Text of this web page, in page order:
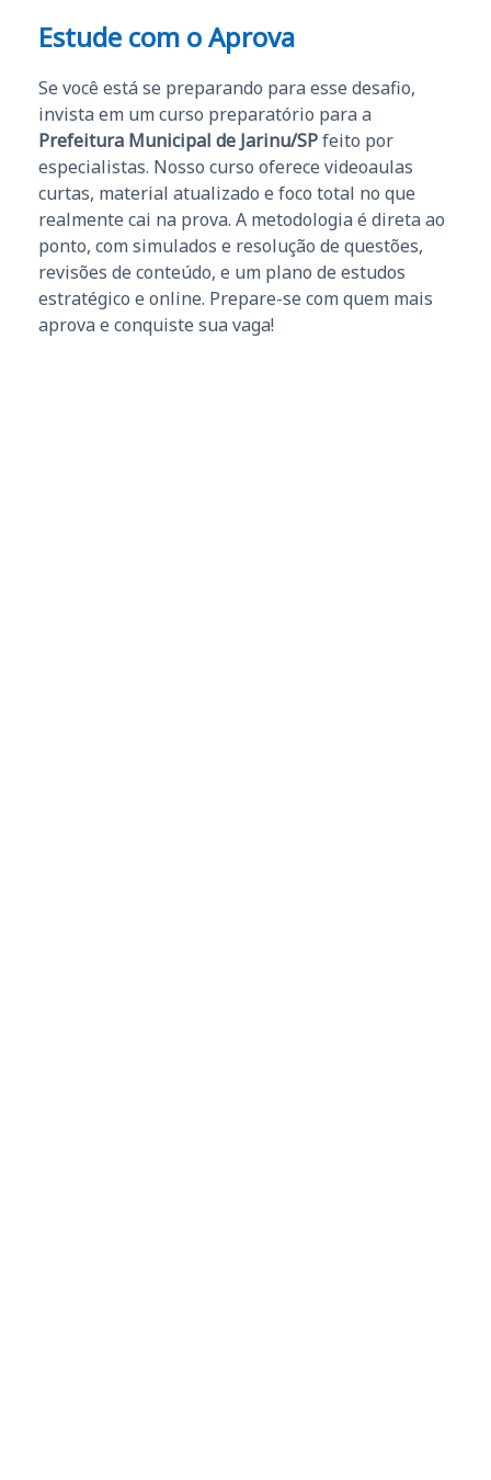
Estude com o Aprova
Se você está se preparando para esse desafio,
invista em um curso preparatório para a
Prefeitura Municipal de Jarinu/SPfeito por
especialistas. Nosso curso oferece videoaulas
curtas, material atualizado e foco total no que
realmente cai na prova. A metodologia é direta ao
ponto, com simulados e resolução de questões,
revisões de conteúdo, e um plano de estudos
estratégico e online. Prepare-se com quem mais
aprova e conquiste sua vaga!